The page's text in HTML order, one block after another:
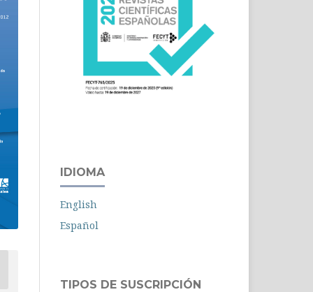
IDIOMA
English
Español
TIPOS DE SUSCRIPCIÓN